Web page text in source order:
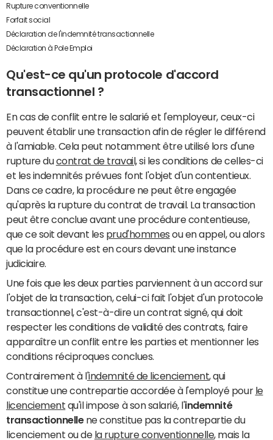
Rupture conventionnelle
Forfait social
Déclaration de l'indemnité transactionnelle
Déclaration à Pole Emploi
Qu'est-ce qu'un protocole d'accord
transactionnel ?
En cas de conflit entre le salarié et l'employeur, ceux-ci
peuvent établir une transaction afin de régler le différend
à l'amiable. Cela peut notamment être utilisé lors d'une
rupture ducontrat de travail,si les conditions de celles-ci
et les indemnités prévues font l'objet d'un contentieux.
Dans ce cadre, la procédure ne peut être engagée
qu'après la rupture du contrat de travail. La transaction
peut être conclue avant une procédure contentieuse,
que ce soit devant les prud'hommes ou en appel, ou alors
que la procédure est en cours devant une instance
judiciaire.
Une fois que les deux parties parviennent à un accord sur
l'objet de la transaction, celui-ci fait l'objet d'un protocole
transactionnel, c'est-à-dire un contrat signé, qui doit
respecter les conditions de validité des contrats, faire
apparaître un conflit entre les parties et mentionner les
conditions réciproques conclues.
Contrairement à l 'indemnité de licenciement, qui
constitue une contrepartie accordée à l'employé pour le
licenciement qu'il impose à son salarié, l'indemnité
transactionnellene constitue pas la contrepartie du
licenciement ou de la rupture conventionnelle, mais la